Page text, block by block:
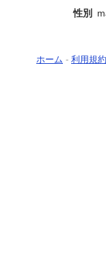
性別
ホーム - 利用規約